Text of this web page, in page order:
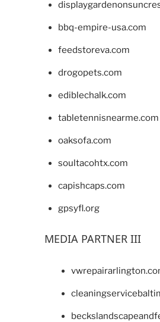
bbq-empire-usa.com
feedstoreva.com
drogopets.com
ediblechalk.com
tabletennisnearme.com
oaksofa.com
soultacohtx.com
capishcaps.com
gpsyfl.org
MEDIA PARTNER III